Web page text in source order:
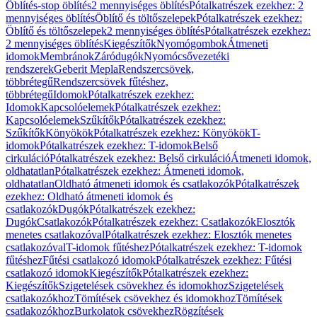
Öblítés-stop öblítés2 mennyiséges öblítésPótalkatrészek ezekhez: 2
mennyiséges öblítésÖblítő és töltőszelepekPótalkatrészek ezekhez:
Öblítő és töltőszelepek2 mennyiséges öblítésPótalkatrészek ezekhez:
2 mennyiséges öblítésKiegészítőkNyomógombokÁtmeneti
idomokMembránokZáródugókNyomócsővezetéki
rendszerekGeberit MeplaRendszercsövek,
többrétegűRendszercsövek fűtéshez,
többrétegűIdomokPótalkatrészek ezekhez:
IdomokKapcsolóelemekPótalkatrészek ezekhez:
KapcsolóelemekSzűkítőkPótalkatrészek ezekhez:
SzűkítőkKönyökökPótalkatrészek ezekhez: KönyökökT-
idomokPótalkatrészek ezekhez: T-idomokBelső
cirkulációPótalkatrészek ezekhez: Belső cirkulációÁtmeneti idomok,
oldhatatlanPótalkatrészek ezekhez: Átmeneti idomok,
oldhatatlanOldható átmeneti idomok és csatlakozókPótalkatrészek
ezekhez: Oldható átmeneti idomok és
csatlakozókDugókPótalkatrészek ezekhez:
DugókCsatlakozókPótalkatrészek ezekhez: CsatlakozókElosztók
menetes csatlakozóvalPótalkatrészek ezekhez: Elosztók menetes
csatlakozóvalT-idomok fűtéshezPótalkatrészek ezekhez: T-idomok
fűtéshezFűtési csatlakozó idomokPótalkatrészek ezekhez: Fűtési
csatlakozó idomokKiegészítőkPótalkatrészek ezekhez:
KiegészítőkSzigetelések csövekhez és idomokhozSzigetelések
csatlakozókhozTömítések csövekhez és idomokhozTömítések
csatlakozókhozBurkolatok csövekhezRögzítések